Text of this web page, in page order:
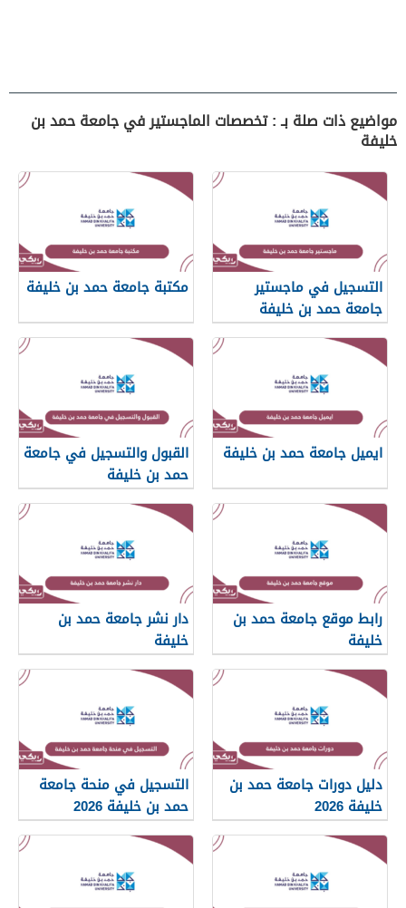
مواضيع ذات صلة بـ : تخصصات الماجستير في جامعة حمد بن
خليفة
التسجيل في ماجستير
جامعة حمد بن خليفة
مكتبة جامعة حمد بن خليفة
ايميل جامعة حمد بن خليفة
القبول والتسجيل في جامعة
حمد بن خليفة
رابط موقع جامعة حمد بن
خليفة
دار نشر جامعة حمد بن
خليفة
دليل دورات جامعة حمد بن
خليفة 2026
التسجيل في منحة جامعة
حمد بن خليفة 2026